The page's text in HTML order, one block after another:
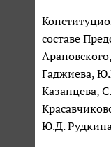
составе
Гаджиева,
Казанцева,
Ю.Д.